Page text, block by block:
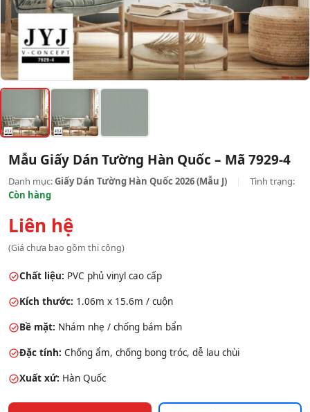
Mẫu Giấy Dán Tường Hàn Quốc – Mã 7929-4
Danh mục:Giấy Dán Tường Hàn Quốc 2026 (Mẫu J)
Tình trạng:
Còn hàng
Liên hệ
(Giá chưa bao gồm thi công)
Chất liệu: PVC phủ vinyl cao cấp
Kích thước: 1.06m x 15.6m / cuộn
Bề mặt: Nhám nhẹ / chống bám bẩn
Đặc tính: Chống ẩm, chống bong tróc, dễ lau chùi
Xuất xứ: Hàn Quốc